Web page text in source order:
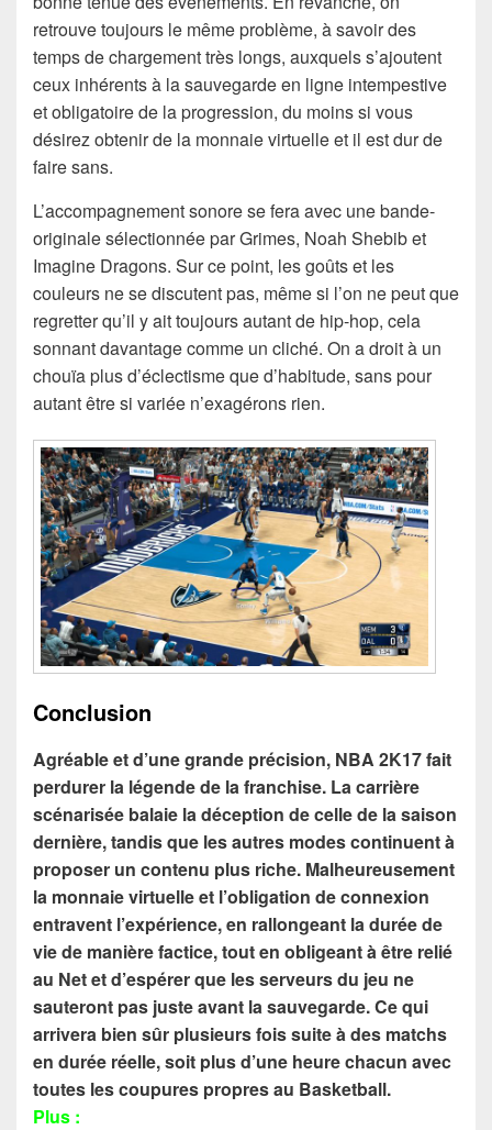
retrouve toujours le même problème, à savoir des
temps de chargement très longs, auxquels s’ajoutent
ceux inhérents à la sauvegarde en ligne intempestive
et obligatoire de la progression, du moins si vous
désirez obtenir de la monnaie virtuelle et il est dur de
faire sans.
L’accompagnement sonore se fera avec une bande-
originale sélectionnée par Grimes, Noah Shebib et
Imagine Dragons. Sur ce point, les goûts et les
couleurs ne se discutent pas, même si l’on ne peut que
regretter qu’il y ait toujours autant de hip-hop, cela
sonnant davantage comme un cliché. On a droit à un
chouïa plus d’éclectisme que d’habitude, sans pour
autant être si variée n’exagérons rien.
Conclusion
Agréable et d’une grande précision, NBA 2K17 fait
perdurer la légende de la franchise. La carrière
scénarisée balaie la déception de celle de la saison
dernière, tandis que les autres modes continuent à
proposer un contenu plus riche. Malheureusement
la monnaie virtuelle et l’obligation de connexion
entravent l’expérience, en rallongeant la durée de
vie de manière factice, tout en obligeant à être relié
au Net et d’espérer que les serveurs du jeu ne
sauteront pas juste avant la sauvegarde. Ce qui
arrivera bien sûr plusieurs fois suite à des matchs
en durée réelle, soit plus d’une heure chacun avec
toutes les coupures propres au Basketball.
Plus :